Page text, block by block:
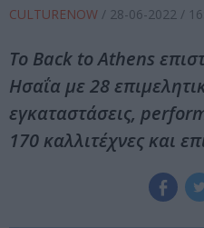
CULTURENOW / 28-06-2022 /
Το Back to Athens
Ησαΐα με 28
εγκαταστάσεις,
170 καλλιτέχνες και